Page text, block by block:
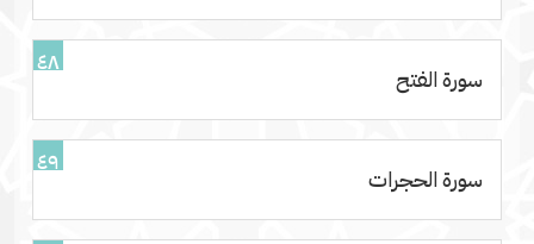
٤٨
سورة الفتح
٤٩
سورة الحجرات